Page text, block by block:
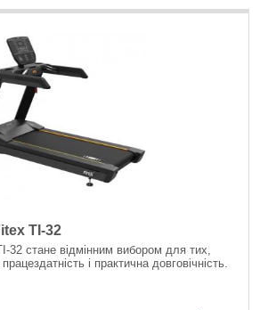
TI-32
32 стане відмінним вибором для тих,
і практична довговічність.